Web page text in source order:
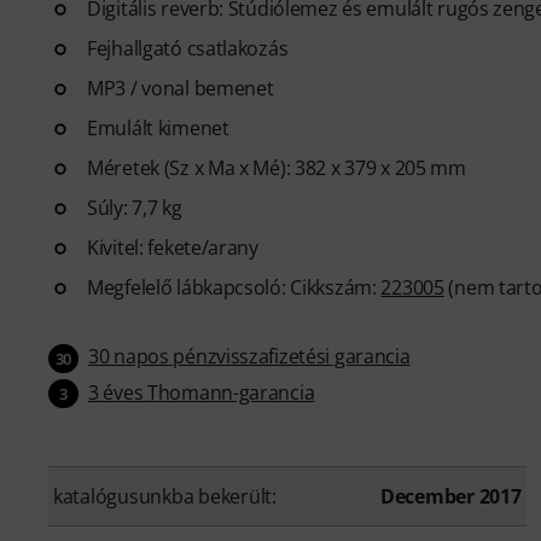
Digitális reverb: Stúdiólemez és emulált rugós
Fejhallgató csatlakozás
MP3 / vonal bemenet
Emulált kimenet
Méretek (Sz x Ma x Mé): 382 x 379 x 205 mm
Súly: 7,7 kg
Kivitel: fekete/arany
Megfelelő lábkapcsoló: Cikkszám: 223005 (nem
30 30 napos pénzvisszafizetési garancia
3 3 éves Thomann-garancia
katalógusunkba bekerült: December 2017